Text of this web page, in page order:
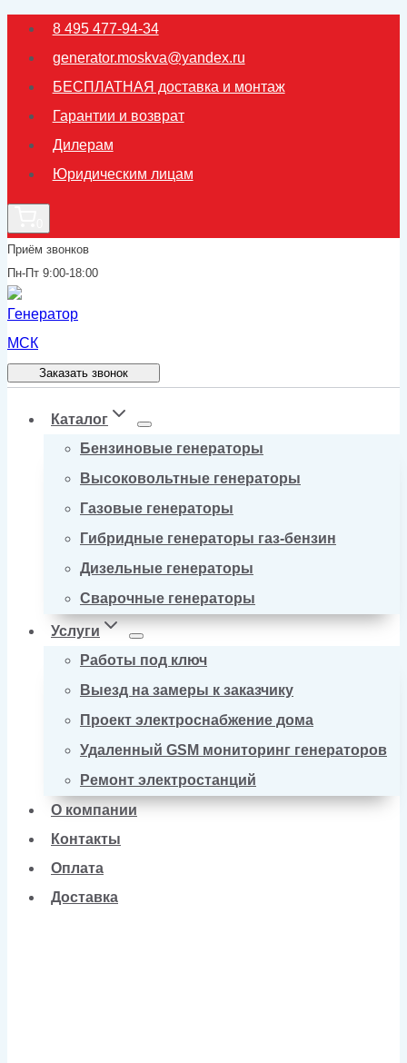
Перейти
содержимому
8 495 477-94-34
generator.moskva@yandex.ru
БЕСПЛАТНАЯ доставка и монтаж
Гарантии и возврат
Дилерам
Юридическим лицам
Приём звонков
Пн-Пт 9:00-18:00
Заказать звонок
Каталог
Бензиновые генераторы
Высоковольтные генераторы
Газовые генераторы
Гибридные генераторы газ-бензин
Дизельные генераторы
Сварочные генераторы
Услуги
Работы под ключ
Выезд на замеры к заказчику
Проект электроснабжение дома
Удаленный GSM мониторинг генераторов
Ремонт электростанций
О компании
Контакты
Оплата
Доставка